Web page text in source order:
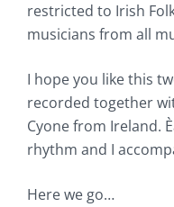
restricted to Irish
musicians from all
I hope you like this
recorded together
Cyone from Ireland.
rhythm and I
Here we go…